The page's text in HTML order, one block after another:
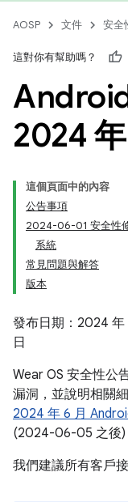
AOSP 文件 安全
這對你有幫助嗎？
2024
這個頁面中的內容
公告事項
2024-06-01 安全性
系統
常見問題與解答
版本
發布日期：2024 年
日
Wear OS 安全性公
漏洞，並說明相關
2024 年 6 月
(2024-06-05 之後)
我們建議所有客戶